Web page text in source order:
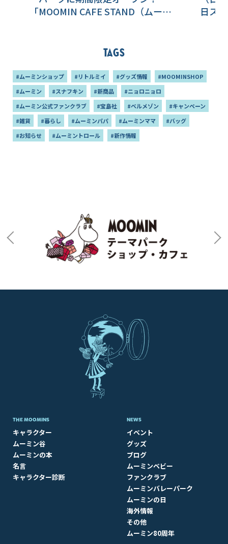
「MOOMIN CAFE STAND（ムーミ
日ス
Tags
#ムーミンショップ #リトルミイ #グッズ情報
#MOOMINSHOP
#ムーミン
#スナフキン #新商品
#ニョロニョロ
#ムーミン公式ファンクラブ
#宝島社 #ベルメゾン
#キャンペーン
#雑貨
#暮らし #ムーミンパパ #ムーミンママ
#バッグ
#お知らせ
#ムーミントロール #新作情報
THE MOOMINS
キャラクター
ムーミン谷
ムーミンの本
名言
キャラクター診断
NEWS
イベント
グッズ
ブログ
ムーミンベビー
ファンクラブ
ムーミンバレーパーク
ムーミンの日
海外情報
その他
ムーミン80周年